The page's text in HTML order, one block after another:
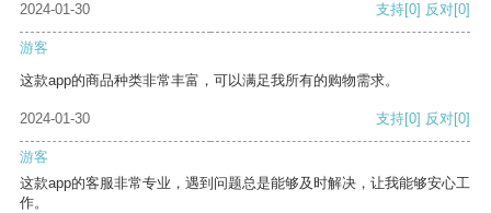
2024-01-30
支持[0] 反对[0]
游客
这款app的商品种类非常丰富，可以满足我所有的购物需求。
2024-01-30 支持[0] 反对[0]
游客
这款app的客服非常专业，遇到问题总是能够及时解决，让我能够安心工
作。